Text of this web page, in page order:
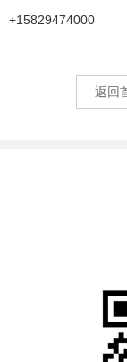
+15829474000
返回